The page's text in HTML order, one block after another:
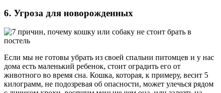
6. Угроза для новорожденных
Если мы не готовы убрать из своей спальни питомцев и у нас
дома есть маленький ребенок, стоит оградить его от
животного во время сна. Кошка, которая, к примеру, весит 5
килограмм, не подозревая об опасности, может улечься рядом